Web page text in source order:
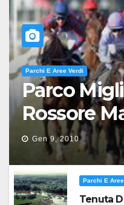
Parchi E Aree Verdi
Parco
Rossore
Gen 9, 2010
Parchi E
Tenuta